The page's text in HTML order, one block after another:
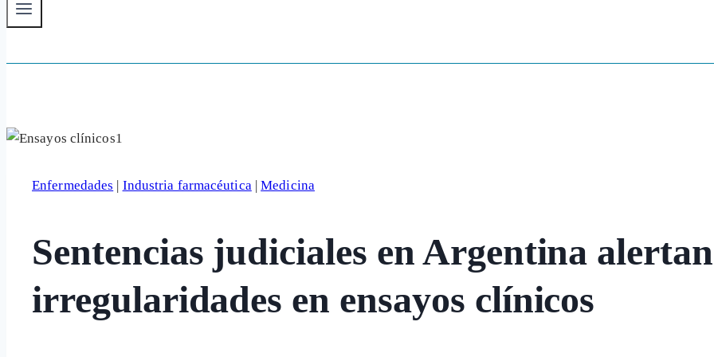
Enfermedades | Industria farmacéutica|Medicina
Sentencias judiciales en Argentina
irregularidades en ensayos clínicos